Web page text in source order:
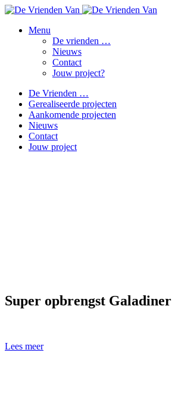
Menu
De vrienden …
Nieuws
Contact
Jouw project?
De Vrienden …
Gerealiseerde projecten
Aankomende projecten
Nieuws
Contact
Jouw project
Super opbrengst Galadiner
Lees meer